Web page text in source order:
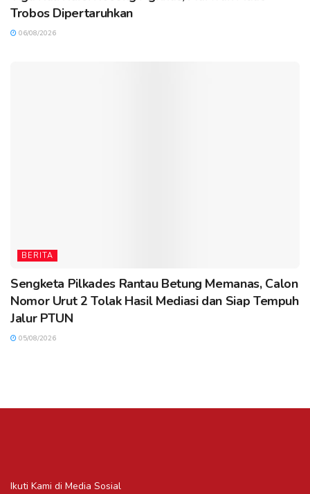
Trobos Dipertaruhkan
06/08/2026
BERITA
Sengketa Pilkades Rantau Betung Memanas, Calon
Nomor Urut 2 Tolak Hasil Mediasi dan Siap Tempuh
Jalur PTUN
05/08/2026
Ikuti Kami di Media Sosial